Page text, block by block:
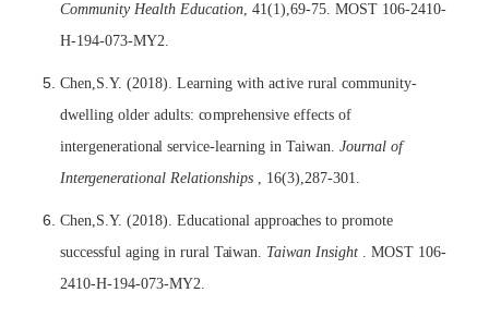
Community Health Education, 41(1),69-75. MOST 106-2410-
H-194-073-MY2.
Chen,S.Y. (2018). Learning with active ruralcommunity-
dwelling older adults: comprehensiveeffects of
intergenerational service-learningin Taiwan. Journal of
IntergenerationalRelationships , 16(3),287-301.
Chen,S.Y. (2018). Educational approachesto promote
successful aging in rural Taiwan. Taiwan Insight . MOST 106-
2410-H-194-073-MY2.